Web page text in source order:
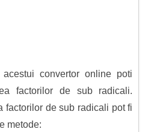
convertor online poti
factorilor de sub radicali.
factorilor de sub radicali pot fi
metode: